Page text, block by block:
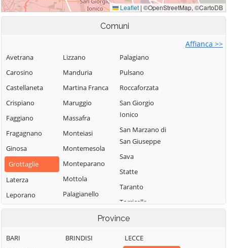
Comuni
Affianca >>
Avetrana
Carosino
Castellaneta
Crispiano
Faggiano
Fragagnano
Ginosa
Grottaglie
Laterza
Leporano
Lizzano
Manduria
Martina Franca
Maruggio
Massafra
Monteiasi
Montemesola
Monteparano
Mottola
Palagianello
Palagiano
Pulsano
Roccaforzata
San Giorgio
Ionico
San Marzano di
San Giuseppe
Sava
Statte
Taranto
Torricella
Province
BARI
BRINDISI
LECCE